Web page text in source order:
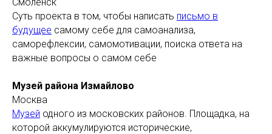
Суть проекта в том, чтобы написать письмо в
будущее самому себе для самоанализа,
саморефлексии, самомотивации, поиска ответа на
важные вопросы о самом себе
Музей района Измайлово
Москва
Музей одного из московских районов. Площадка, на
которой аккумулируются исторические,